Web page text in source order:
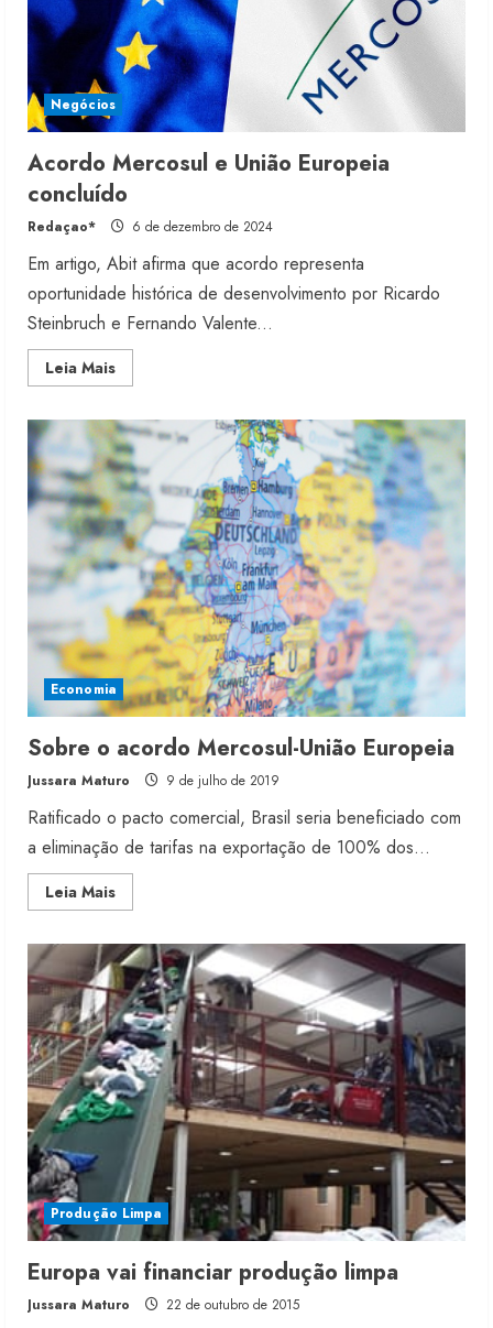
Negócios
Acordo Mercosul e União Europeia
concluído
Redaçao* 6 de dezembro de 2024
Em artigo, Abit afirma que acordo representa
oportunidade histórica de desenvolvimento por Ricardo
Steinbruch e Fernando Valente...
Leia MaisRead
more
Mercosul
e
União
Europeia
concluído
Economia
Sobre o acordo Mercosul-União Europeia
Jussara Maturo 9 de julho de 2019
Ratificado o pacto comercial, Brasil seria beneficiado com
a eliminação de tarifas na exportação de 100% dos...
Leia MaisRead
more
o
acordo
Mercosul-
União
Europeia
Produção Limpa
Europa vai financiar produção limpa
Jussara Maturo 22 de outubro de 2015